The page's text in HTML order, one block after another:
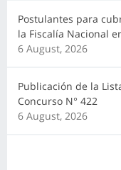
Postulantes para
la Fiscalía Nacional
6 August, 2026
Publicación de la
Concurso N° 422
6 August, 2026